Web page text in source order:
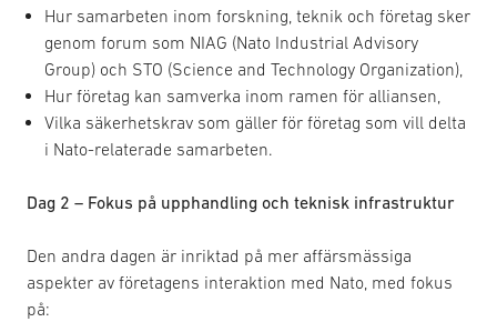
Hur samarbeten inom forskning, teknik och företag sker
genom forum som NIAG (Nato Industrial Advisory
Group) och STO (Science and Technology Organization),
Hur företag kan samverka inom ramen för alliansen,
Vilka säkerhetskrav som gäller för företag som vill delta
i Nato-relaterade samarbeten.
Dag 2 – Fokus på upphandling och teknisk infrastruktur
Den andra dagen är inriktad på mer affärsmässiga
aspekter av företagens interaktion med Nato, med fokus
på: